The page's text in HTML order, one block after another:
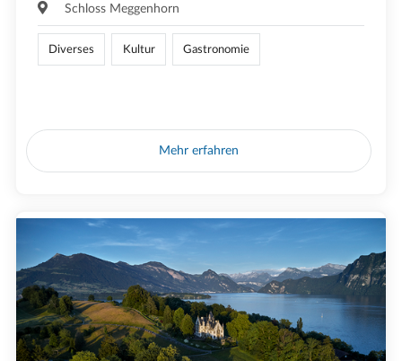
Schloss Meggenhorn
Diverses Kultur Gastronomie
Mehr erfahren